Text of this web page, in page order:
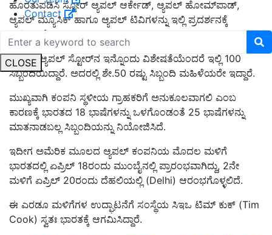
Contact
CLOSE
ಹೊರತುಪಡಿಸಿ ಸ್ಟೋರ್ ಆ್ಯಪಲ್ ಆರ್ಕೇಡ್, ಆ್ಯಪಲ್ ಹೋಮ್‌ಪಾಡ್,
ಆ್ಯಪಲ್ ಮ್ಯೂಸಿಕ್ ಹಾಗೂ ಆ್ಯಪಲ್ ಟಿವಿಗಳನ್ನು ಇಲ್ಲಿ ಪ್ರದರ್ಶನಕ್ಕೆ
ಇಡಲಾಗಿದೆ.
ಮುಂಬೈ ಆ್ಯಪಲ್ ಸ್ಟೋರ್‌ನ ಇನ್ನೊಂದು ವಿಶೇಷತೆಯೆಂದರೆ ಇಲ್ಲಿ 100
ಸಿಬ್ಬಂದಿಯಿದ್ದಾರೆ. ಅದರಲ್ಲಿ ಶೇ.50 ರಷ್ಟು ಸಿಬ್ಬಂದಿ ಮಹಿಳೆಯರೇ ಇದ್ದಾರೆ.
ಮುಖ್ಯವಾಗಿ ಕಂಪನಿ ಸ್ಥಳೀಯ ಗ್ರಾಹಕರಿಗೆ ಅನುಕೂಲವಾಗಲಿ ಎಂಬ
ಕಾರಣಕ್ಕೆ ಭಾರತದ 18 ಭಾಷೆಗಳನ್ನು ಒಳಗೊಂಡಂತೆ 25 ಭಾಷೆಗಳನ್ನು
ಮಾತನಾಡಬಲ್ಲ ಸಿಬ್ಬಂದಿಯನ್ನು ನಿಯೋಜಿಸಿದೆ.
ಇದೀಗ ಅಮೆರಿಕ ಮೂಲದ ಆ್ಯಪಲ್ ಕಂಪನಿಯ ಮೊದಲ ಮಳಿಗೆ
ಭಾರತದಲ್ಲಿ ಏಪ್ರಿಲ್ 18ರಂದು ಮುಂಬೈನಲ್ಲಿ ಪ್ರಾರಂಭವಾಗಿದ್ದು, 2ನೇ
ಮಳಿಗೆ ಏಪ್ರಿಲ್ 20ರಂದು ದೆಹಲಿಯಲ್ಲಿ (Delhi) ಆರಂಭಗೊಳ್ಳಲಿದೆ.
ಈ ಎರಡೂ ಮಳಿಗೆಗಳ ಉದ್ಘಾಟನೆಗೆ ಸಂಸ್ಥೆಯ ಸಿಇಒ ಟಿಮ್ ಕುಕ್ (Tim
Cook) ಸ್ವತಃ ಭಾರತಕ್ಕೆ ಆಗಮಿಸಿದ್ದಾರೆ.